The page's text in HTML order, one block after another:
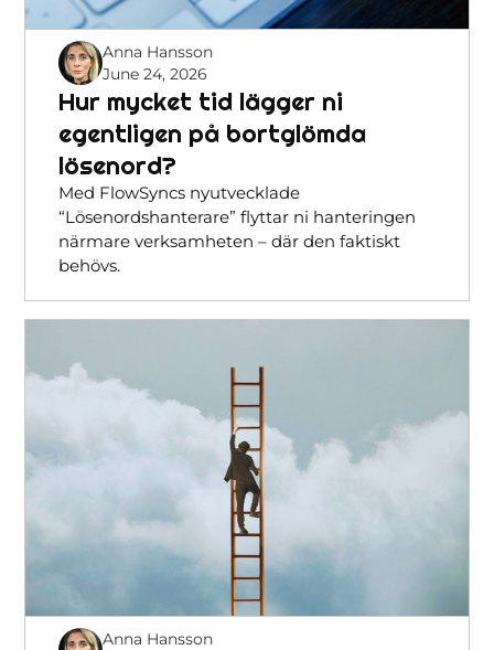
Anna Hansson
June 24, 2026
Hur mycket tid lägger ni
egentligen på bortglömda
lösenord?
Med FlowSyncs nyutvecklade
“Lösenordshanterare” flyttar ni hanteringen
närmare verksamheten – där den faktiskt
behövs.
Anna Hansson